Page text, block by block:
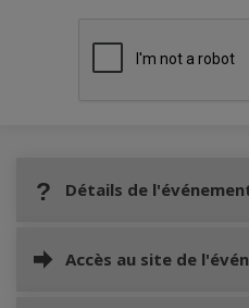
Détails de
Accès au site de